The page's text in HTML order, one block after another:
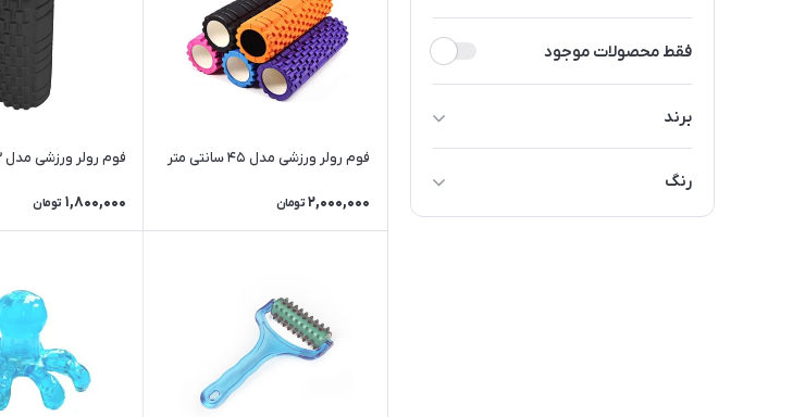
فقط محصولات موجود
برند
رنگ
مشکی
فوم رولر ورزشی مدل ۴۵ سانتی متر
2,000,000 تومان
فوم رولر ورزشی مدل ۳۳ سانتی متر
1,800,000 تومان